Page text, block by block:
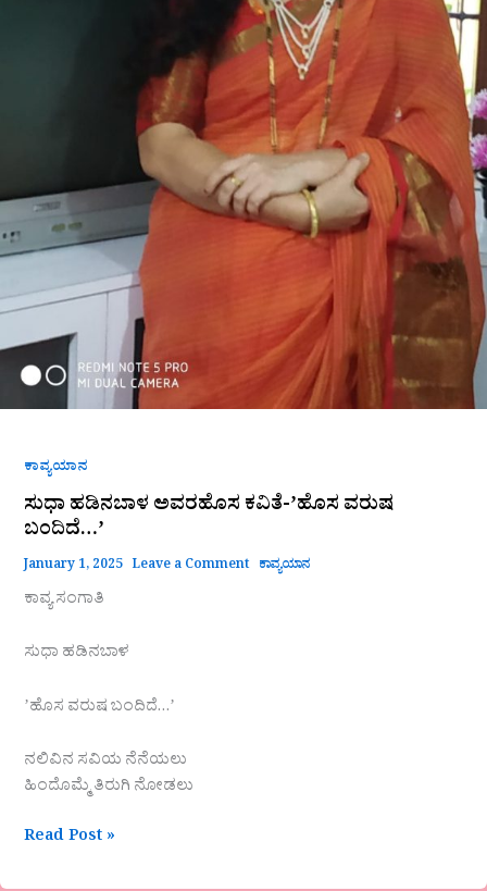
ಕಾವ್ಯಯಾನ
ಸುಧಾ ಹಡಿನಬಾಳ ಅವರಹೊಸ ಕವಿತೆ-ʼಹೊಸ ವರುಷ
ಬಂದಿದೆ…ʼ
January 1, 2025 Leave a Comment ಕಾವ್ಯಯಾನ
ಕಾವ್ಯ ಸಂಗಾತಿ
ಸುಧಾ ಹಡಿನಬಾಳ
ʼಹೊಸ ವರುಷ ಬಂದಿದೆ…ʼ
ನಲಿವಿನ ಸವಿಯ ನೆನೆಯಲು
ಹಿಂದೊಮ್ಮೆ ತಿರುಗಿ ನೋಡಲು
Read Post »